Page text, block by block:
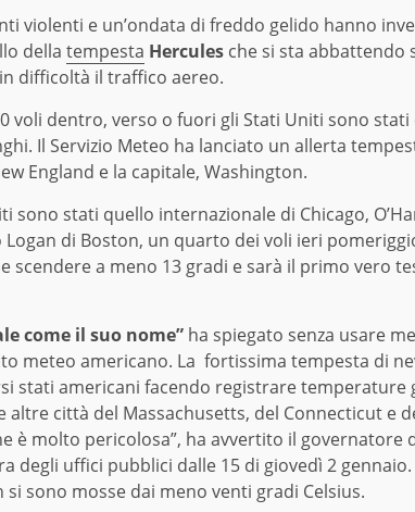
violenti e un’ondata di freddo gelido hanno
della tempesta Hercules che si sta abbattendo
difficoltà il traffico aereo.
voli dentro, verso o fuori gli Stati Uniti sono
Il Servizio Meteo ha lanciato un allerta
England e la capitale, Washington.
sono stati quello internazionale di Chicago,
Logan di Boston, un quarto dei voli ieri
scendere a meno 13 gradi e sarà il primo vero
come il suo nome” ha spiegato senza usare
meteo americano. La fortissima tempesta di
stati americani facendo registrare temperature
altre città del Massachusetts, del Connecticut e
è molto pericolosa”, ha avvertito il governatore
degli uffici pubblici dalle 15 di giovedì 2
si sono mosse dai meno venti gradi Celsius.